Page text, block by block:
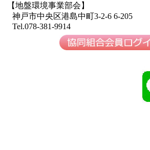
【地盤環境事業部会】
神戸市中央区港島中町3-2-6 6-205
Tel.078-381-9914